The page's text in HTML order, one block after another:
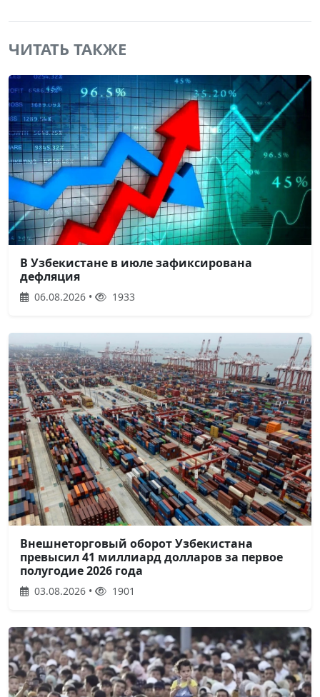
ЧИТАТЬ ТАКЖЕ
В Узбекистане в июле зафиксирована
дефляция
06.08.2026 • 1933
Внешнеторговый оборот Узбекистана
превысил 41 миллиард долларов за первое
полугодие 2026 года
03.08.2026 • 1901